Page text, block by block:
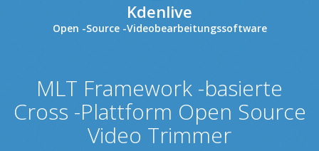
Kdenlive
Open -Source -Videobearbeitungssoftware
MLT Framework -basierte
Cross -Plattform Open Source
Video Trimmer